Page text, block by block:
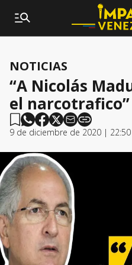
NOTICIAS
“A Nicolás
el narcotrafico”
9 de diciembre de 2020 | 22:50